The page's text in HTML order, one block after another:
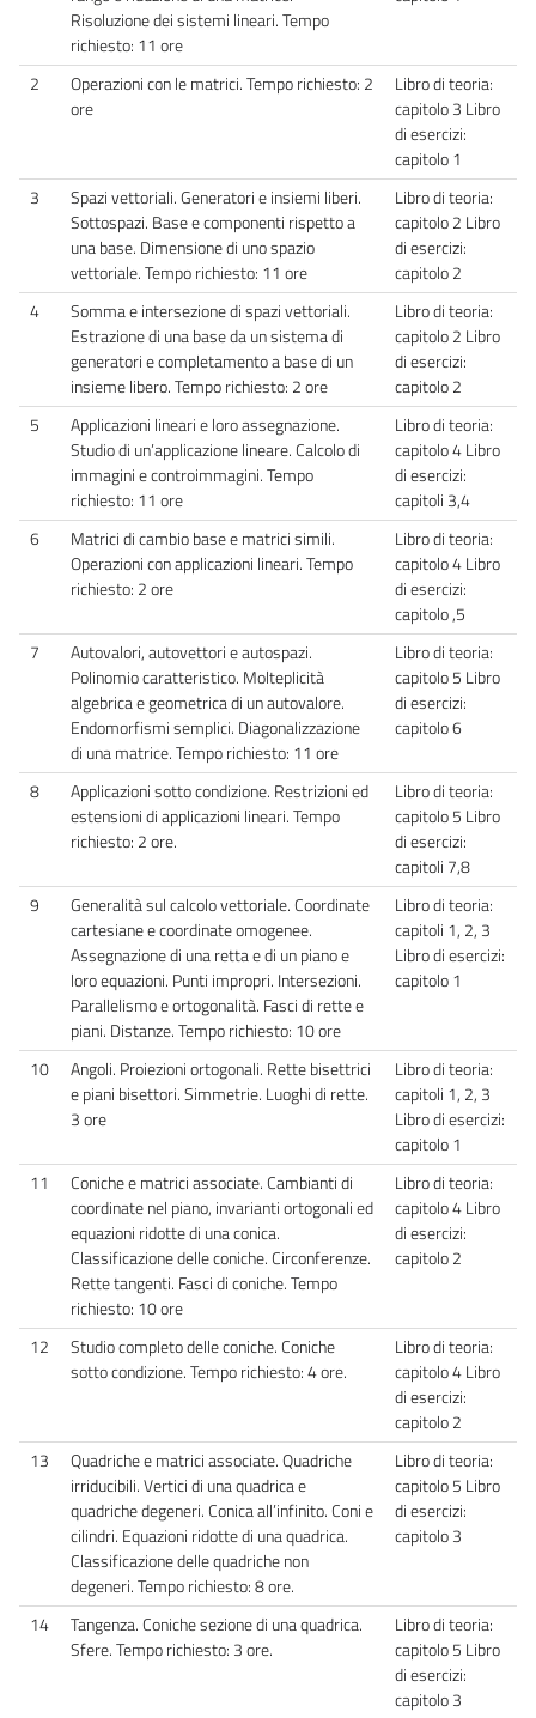
Risoluzione dei sistemi lineari. Tempo
richiesto: 11 ore
2
Operazioni con le matrici. Tempo richiesto: 2
ore
Libro di teoria:
capitolo 3 Libro
di esercizi:
capitolo 1
3
Spazi vettoriali. Generatori e insiemi liberi.
Sottospazi. Base e componenti rispetto a
una base. Dimensione di uno spazio
vettoriale. Tempo richiesto: 11 ore
Libro di teoria:
capitolo 2 Libro
di esercizi:
capitolo 2
4
Somma e intersezione di spazi vettoriali.
Estrazione di una base da un sistema di
generatori e completamento a base di un
insieme libero. Tempo richiesto: 2 ore
Libro di teoria:
capitolo 2 Libro
di esercizi:
capitolo 2
5
Applicazioni lineari e loro assegnazione.
Studio di un’applicazione lineare. Calcolo di
immagini e controimmagini. Tempo
richiesto: 11 ore
Libro di teoria:
capitolo 4 Libro
di esercizi:
capitoli 3,4
6
Matrici di cambio base e matrici simili.
Operazioni con applicazioni lineari. Tempo
richiesto: 2 ore
Libro di teoria:
capitolo 4 Libro
di esercizi:
capitolo ,5
7
Autovalori, autovettori e autospazi.
Polinomio caratteristico. Molteplicità
algebrica e geometrica di un autovalore.
Endomorfismi semplici. Diagonalizzazione
di una matrice. Tempo richiesto: 11 ore
Libro di teoria:
capitolo 5 Libro
di esercizi:
capitolo 6
8
Applicazioni sotto condizione. Restrizioni ed
estensioni di applicazioni lineari. Tempo
richiesto: 2 ore.
Libro di teoria:
capitolo 5 Libro
di esercizi:
capitoli 7,8
9
Generalità sul calcolo vettoriale. Coordinate
cartesiane e coordinate omogenee.
Assegnazione di una retta e di un piano e
loro equazioni. Punti impropri. Intersezioni.
Parallelismo e ortogonalità. Fasci di rette e
piani. Distanze. Tempo richiesto: 10 ore
Libro di teoria:
capitoli 1, 2, 3
Libro di esercizi:
capitolo 1
10
Angoli. Proiezioni ortogonali. Rette bisettrici
e piani bisettori. Simmetrie. Luoghi di rette.
3 ore
Libro di teoria:
capitoli 1, 2, 3
Libro di esercizi:
capitolo 1
11
Coniche e matrici associate. Cambianti di
coordinate nel piano, invarianti ortogonali ed
equazioni ridotte di una conica.
Classificazione delle coniche. Circonferenze.
Rette tangenti. Fasci di coniche. Tempo
richiesto: 10 ore
Libro di teoria:
capitolo 4 Libro
di esercizi:
capitolo 2
12
Studio completo delle coniche. Coniche
sotto condizione. Tempo richiesto: 4 ore.
Libro di teoria:
capitolo 4 Libro
di esercizi:
capitolo 2
13
Quadriche e matrici associate. Quadriche
irriducibili. Vertici di una quadrica e
quadriche degeneri. Conica all’infinito. Coni e
cilindri. Equazioni ridotte di una quadrica.
Classificazione delle quadriche non
degeneri. Tempo richiesto: 8 ore.
Libro di teoria:
capitolo 5 Libro
di esercizi:
capitolo 3
14
Tangenza. Coniche sezione di una quadrica.
Sfere. Tempo richiesto: 3 ore.
Libro di teoria:
capitolo 5 Libro
di esercizi:
capitolo 3